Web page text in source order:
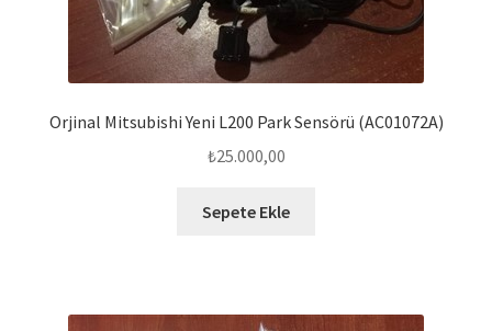
Orjinal Mitsubishi Yeni L200 Park Sensörü (AC01072A)
₺25.000,00
Sepete Ekle